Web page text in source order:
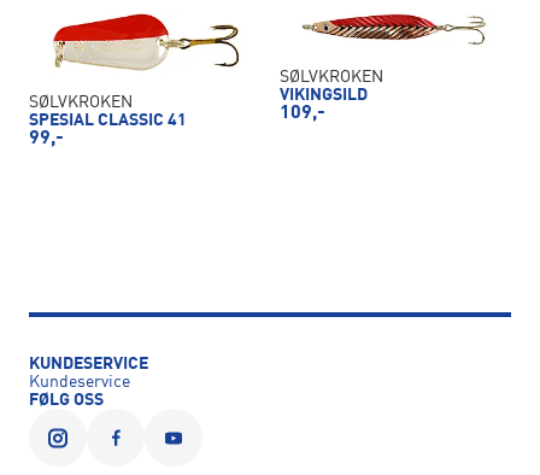
SØLVKROKEN
SPESIAL CLASSIC 41
99,-
SØLVKROKEN
VIKINGSILD
109,-
KUNDESERVICE
Kundeservice
FØLG OSS